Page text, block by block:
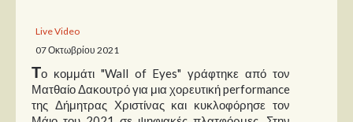
Δίσκοι
Σειρές
Ταινίες
Βιβλία
Live Video
07 Οκτωβρίου 2021
Το κομμάτι "Wall of Eyes" γράφτηκε από τον
Ματθαίο Δακουτρό για μια χορευτική performance
της Δήμητρας Χριστίνας και κυκλοφόρησε τον